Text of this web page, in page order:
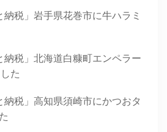
納税」岩手県花巻市に牛ハラミ
納税」北海道白糠町エンペラー
た
納税」高知県須崎市にかつおタ